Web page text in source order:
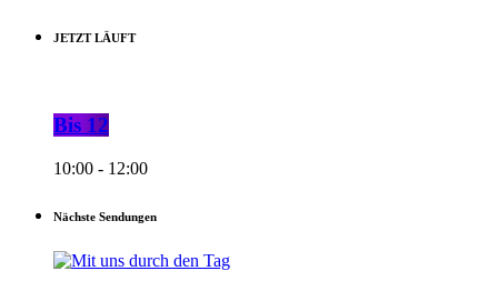
JETZT LÄUFT
Bis 12
10:00 - 12:00
Nächste Sendungen